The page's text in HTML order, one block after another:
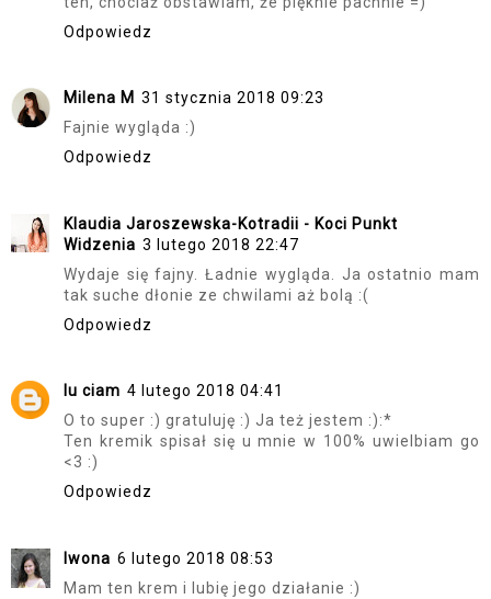
Odpowiedz
Milena M 31 stycznia 2018 09:23
Fajnie wygląda :)
Odpowiedz
Klaudia Jaroszewska-Kotradii - Koci Punkt
Widzenia 3 lutego 2018 22:47
Wydaje się fajny. Ładnie wygląda. Ja ostatnio mam
tak suche dłonie ze chwilami aż bolą :(
Odpowiedz
lu ciam 4 lutego 2018 04:41
O to super :) gratuluję :) Ja też jestem :):*
Ten kremik spisał się u mnie w 100% uwielbiam go
<3 :)
Odpowiedz
Iwona 6 lutego 2018 08:53
Mam ten krem i lubię jego działanie :)